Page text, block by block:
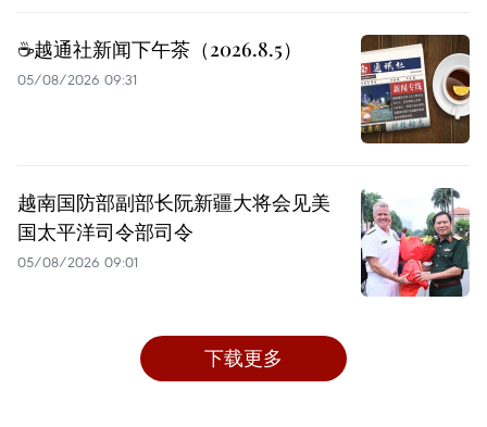
☕️越通社新闻下午茶（2026.8.5）
05/08/2026 09:31
越南国防部副部长阮新疆大将会见美
国太平洋司令部司令
05/08/2026 09:01
下载更多